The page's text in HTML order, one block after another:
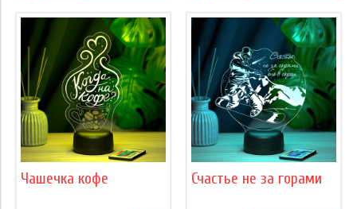
Чашечка кофе Счастье не за горами